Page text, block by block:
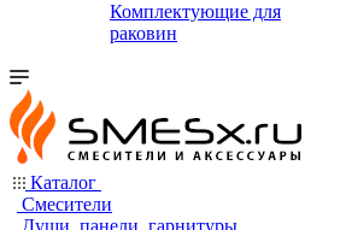
Комплектующие для
раковин
Каталог
Смесители
Души, панели, гарнитуры